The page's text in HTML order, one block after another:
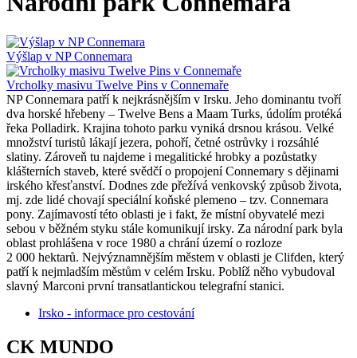
Výšlap v NP Connemara
Vrcholky masivu Twelve Pins v Connemaře
NP Connemara patří k nejkrásnějším v Irsku. Jeho dominantu tvoří
dva horské hřebeny – Twelve Bens a Maam Turks, údolím protéká
řeka Polladirk. Krajina tohoto parku vyniká drsnou krásou. Velké
množství turistů lákají jezera, pohoří, četné ostrůvky i rozsáhlé
slatiny. Zároveň tu najdeme i megalitické hrobky a pozůstatky
klášterních staveb, které svědčí o propojení Connemary s dějinami
irského křesťanství. Dodnes zde přežívá venkovský způsob života,
mj. zde lidé chovají speciální koňské plemeno – tzv. Connemara
pony. Zajímavostí této oblasti je i fakt, že místní obyvatelé mezi
sebou v běžném styku stále komunikují irsky. Za národní park byla
oblast prohlášena v roce 1980 a chrání území o rozloze
2 000 hektarů. Nejvýznamnějším městem v oblasti je Clifden, který
patří k nejmladším městům v celém Irsku. Poblíž něho vybudoval
slavný Marconi první transatlantickou telegrafní stanici.
Irsko - informace pro cestování
CK MUNDO